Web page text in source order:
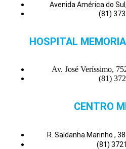
Avenida América do
(81)
HOSPITAL
Av. José Veríssimo,
(81)
CENTRO
R. Saldanha Marinho ,
(81)